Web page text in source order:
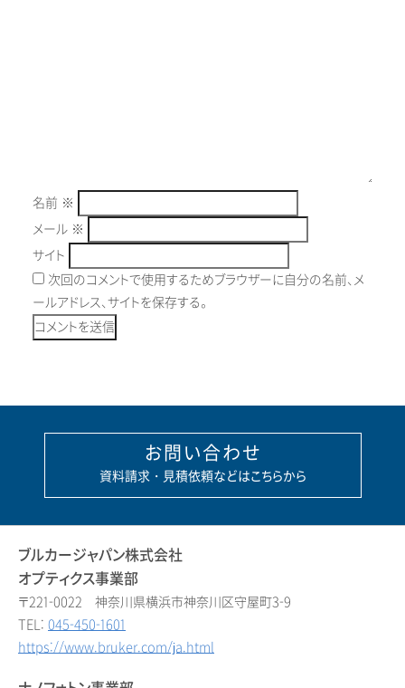
名前 ※
メール ※
サイト
次回のコメントで使用するためブラウザーに自分の名前、メ
ールアドレス、サイトを保存する。
お問い合わせ
資料請求・見積依頼などはこちらから
ブルカージャパン株式会社
オプティクス事業部
〒221-0022 神奈川県横浜市神奈川区守屋町3-9
TEL: 045-450-1601
https://www.bruker.com/ja.html